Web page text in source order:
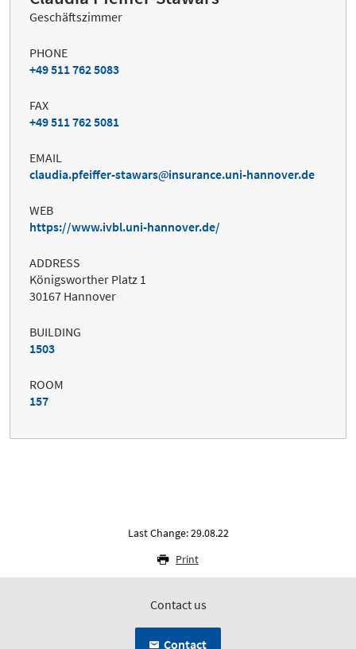
Geschäftszimmer
PHONE
+49 511 762 5083
FAX
+49 511 762 5081
EMAIL
claudia.pfeiffer-stawars
insurance.uni-hannover.de
WEB
https://www.ivbl.uni-hannover.de/
ADDRESS
Königsworther Platz 1
30167 Hannover
BUILDING
1503
ROOM
157
Last Change: 29.08.22
Print
Contact us
Contact